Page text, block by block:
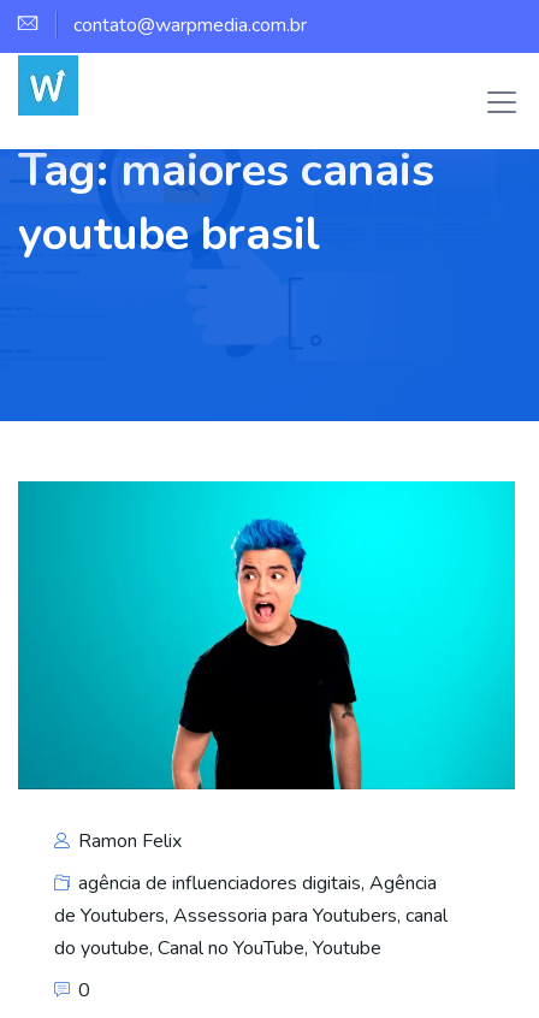
contato@warpmedia.com.br
Tag:maiores canais
youtube brasil
Ramon Felix
agência de influenciadores digitais, Agência
de Youtubers, Assessoria para Youtubers, canal
do youtube, Canal no YouTube, Youtube
0